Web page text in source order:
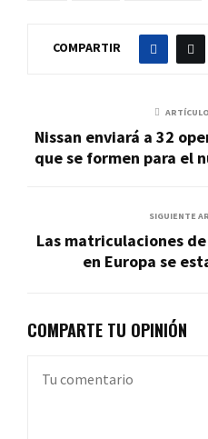
COMPARTIR
Nissan enviará a 32
que se formen para el
SIGUIENTE
Las matriculaciones
en Europa se
COMPARTE TU OPINIÓN